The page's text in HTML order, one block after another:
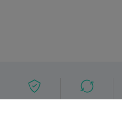
Entregas Devoluções